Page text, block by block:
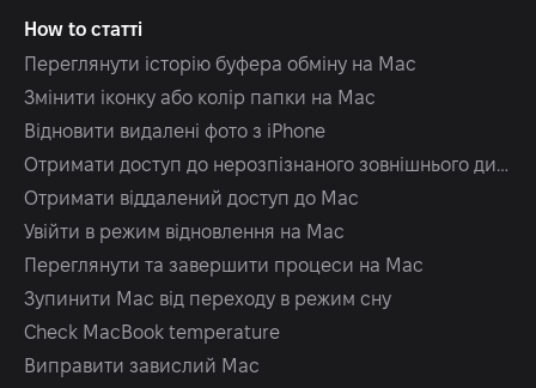
How to статті
Переглянути історію буфера обміну на Mac
Змінити іконку або колір папки на Mac
Відновити видалені фото з iPhone
Отримати доступ до нерозпізнаного зовнішнього диска
Отримати віддалений доступ до Mac
Увійти в режим відновлення на Mac
Переглянути та завершити процеси на Mac
Зупинити Mac від переходу в режим сну
Check MacBook temperature
Виправити завислий Mac